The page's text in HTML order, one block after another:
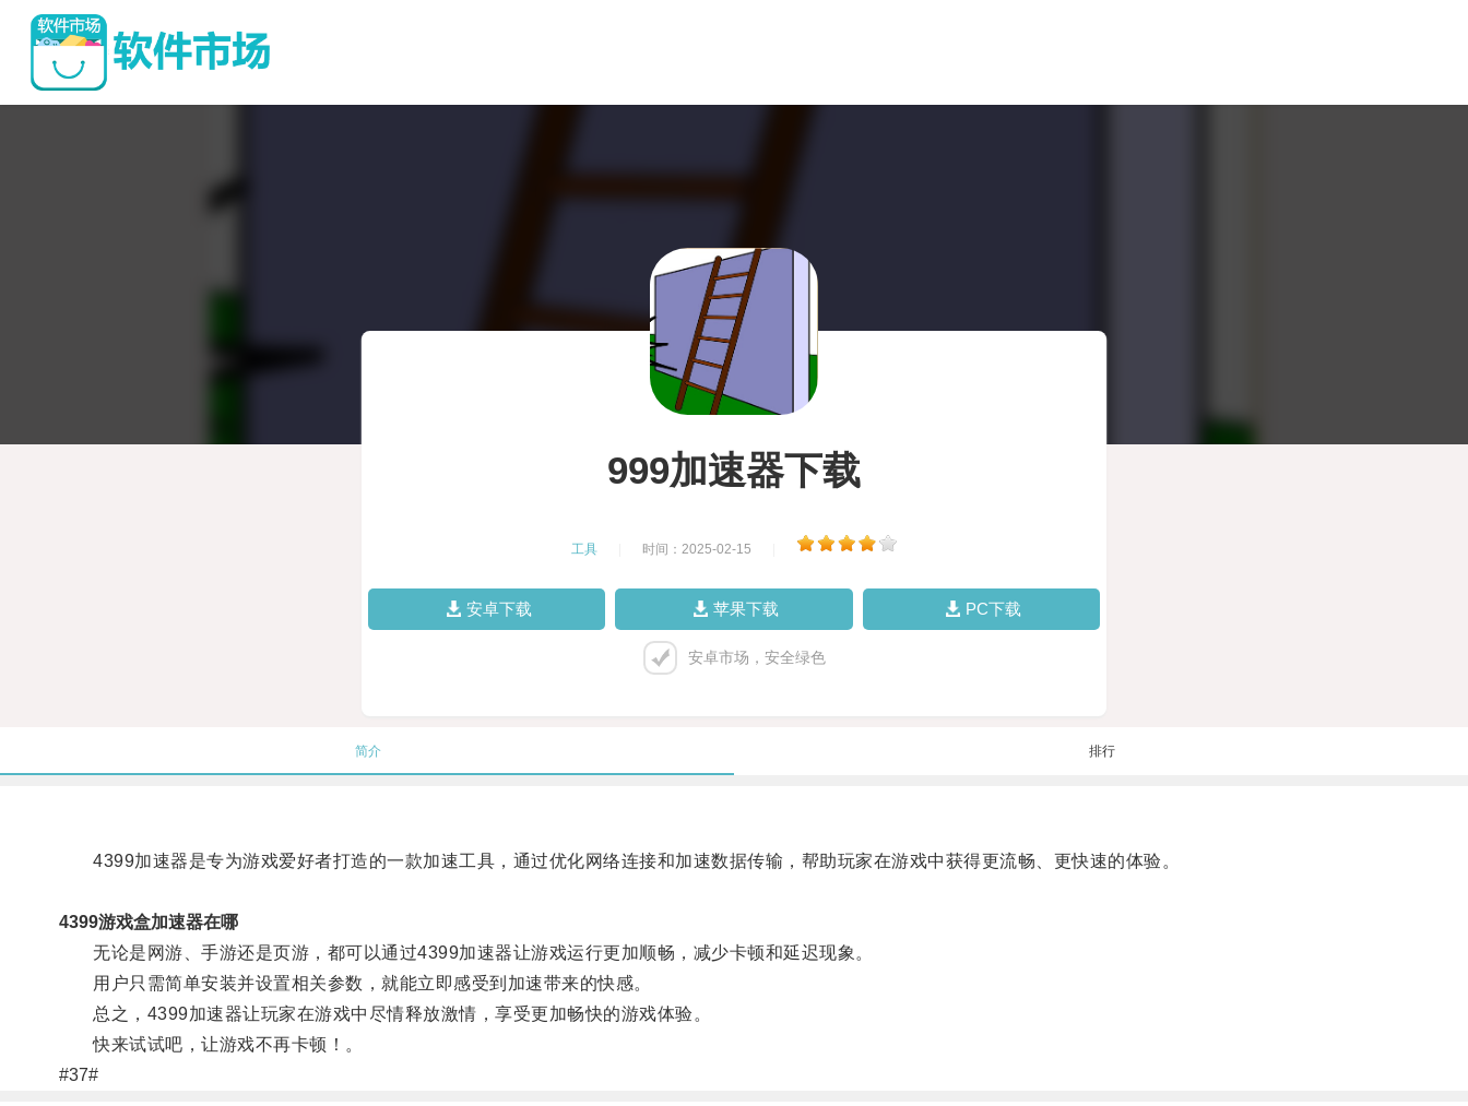
999加速器下载
工具 时间：2025-02-15
安卓下载 苹果下载 PC下载
安卓市场，安全绿色
简介 排行
4399加速器是专为游戏爱好者打造的一款加速工具，通过优化网络连接和加速数据传输，帮助玩家在游戏中获得更流畅、更快速的体验。
4399游戏盒加速器在哪
无论是网游、手游还是页游，都可以通过4399加速器让游戏运行更加顺畅，减少卡顿和延迟现象。
用户只需简单安装并设置相关参数，就能立即感受到加速带来的快感。
总之，4399加速器让玩家在游戏中尽情释放激情，享受更加畅快的游戏体验。
快来试试吧，让游戏不再卡顿！。
#37#